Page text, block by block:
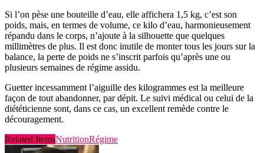
Si l’on pèse une bouteille d’eau, elle affichera 1,5 kg, c’est son
poids, mais, en termes de volume, ce kilo d’eau, harmonieusement
répandu dans le corps, n’ajoute à la silhouette que quelques
millimètres de plus. Il est donc inutile de monter tous les jours sur la
balance, la perte de poids ne s’inscrit parfois qu’après une ou
plusieurs semaines de régime assidu.
Guetter incessamment l’aiguille des kilogrammes est la meilleure
façon de tout abandonner, par dépit. Le suivi médical ou celui de la
diététicienne sont, dans ce cas, un excellent remède contre le
découragement.
Related ItemsNutritionRégime